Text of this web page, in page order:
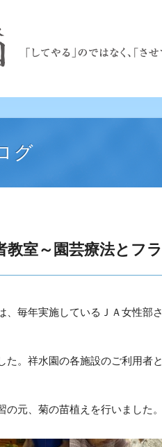
グ
教室～園芸療法とフ
、毎年実施しているＪＡ女性部
た。祥水園の各施設のご利用者
の元、菊の苗植えを行いました